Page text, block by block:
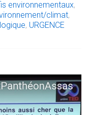
environnementaux,
climat,
, URGENCE